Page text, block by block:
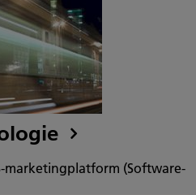
marketingplatform (Software-